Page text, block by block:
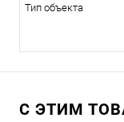
Тип объекта
С ЭТИМ